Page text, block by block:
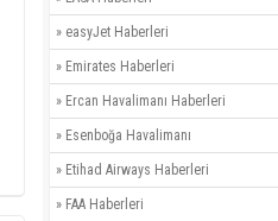
» easyJet Haberleri
» Emirates Haberleri
» Ercan Havalimanı Haberleri
» Esenboğa Havalimanı
» Etihad Airways Haberleri
» FAA Haberleri